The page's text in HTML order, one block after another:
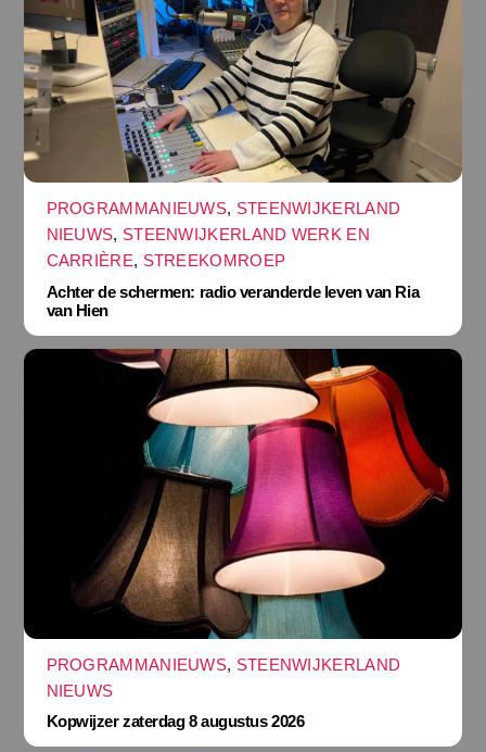
PROGRAMMANIEUWS, STEENWIJKERLAND
NIEUWS, STEENWIJKERLAND WERK EN
CARRIÈRE, STREEKOMROEP
Achter de schermen: radio veranderde leven van Ria
van Hien
PROGRAMMANIEUWS, STEENWIJKERLAND
NIEUWS
Kopwijzer zaterdag 8 augustus 2026